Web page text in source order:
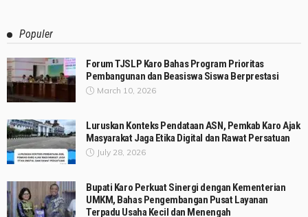
Populer
Forum TJSLP Karo Bahas Program Prioritas
Pembangunan dan Beasiswa Siswa Berprestasi
March 10, 2026
Luruskan Konteks Pendataan ASN, Pemkab Karo Ajak
Masyarakat Jaga Etika Digital dan Rawat Persatuan
July 28, 2026
Bupati Karo Perkuat Sinergi dengan Kementerian
UMKM, Bahas Pengembangan Pusat Layanan
Terpadu Usaha Kecil dan Menengah